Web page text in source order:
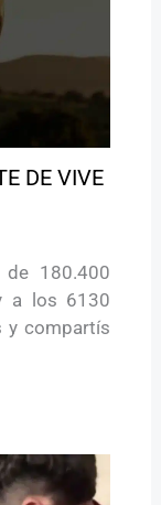
DE VIVE
180.400
a los 6130
y compartís